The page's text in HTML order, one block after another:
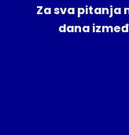
Za sva pitanja
dana